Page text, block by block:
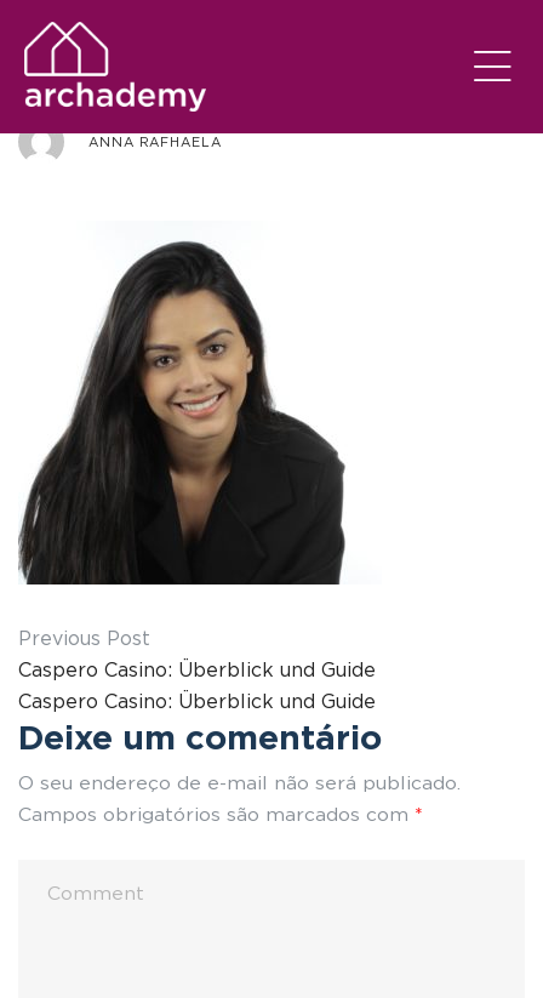
_MG_7044
ANNA RAFHAELA
Previous Post
Caspero Casino: Überblick und Guide
Caspero Casino: Überblick und Guide
Deixe um comentário
O seu endereço de e-mail não será publicado.
Campos obrigatórios são marcados com *